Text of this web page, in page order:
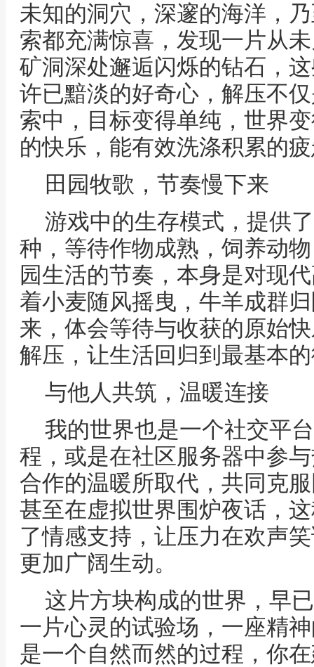
未知的洞穴，深邃的海洋，
索都充满惊喜，发现一片从
矿洞深处邂逅闪烁的钻石，
许已黯淡的好奇心，解压不
索中，目标变得单纯，世界
的快乐，能有效洗涤积累的
田园牧歌，节奏慢下来
游戏中的生存模式，提供
种，等待作物成熟，饲养动
园生活的节奏，本身是对现
着小麦随风摇曳，牛羊成群
来，体会等待与收获的原始
解压，让生活回归到最基本
与他人共筑，温暖连接
我的世界也是一个社交平
程，或是在社区服务器中参
合作的温暖所取代，共同克
甚至在虚拟世界围炉夜话，
了情感支持，让压力在欢声
更加广阔生动。
这片方块构成的世界，早
一片心灵的试验场，一座精
是一个自然而然的过程，你